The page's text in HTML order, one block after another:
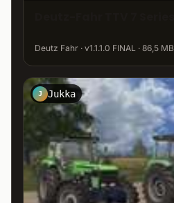
Deutz Fahr · v1.1.1.0 FINAL · 86,5 MB
J Jukka